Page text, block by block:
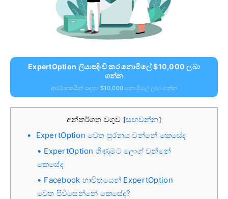
ExpertOption ලියාපදිංචි කර නොමිලේ $10,000 ලබා
ගන්න
ආරම්භකයින් සඳහා $10,000 නොමිලේ ලබා ගන්න
අන්තර්ගත වගුව [සඟවන්න]
ExpertOption වෙත පුරනය වන්නේ කෙසේද
ExpertOption ගිණුමට ලොග් වන්නේ
කෙසේද
Facebook භාවිතයෙන් ExpertOption
වෙත පිවිසෙන්නේ කෙසේද?